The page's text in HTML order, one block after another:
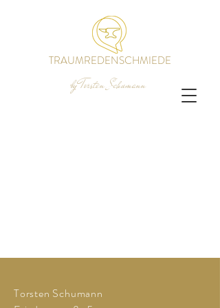
TRAUMREDENSCHMIEDE
by Torsten Schumann
Torsten Schumann